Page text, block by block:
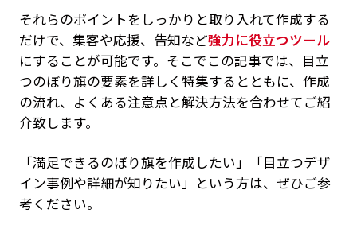
それらのポイントをしっかりと取り入れて作成する
だけで、集客や応援、告知など強力に役立つツール
にすることが可能です。そこでこの記事では、目立
つのぼり旗の要素を詳しく特集するとともに、作成
の流れ、よくある注意点と解決方法を合わせてご紹
介致します。
「満足できるのぼり旗を作成したい」「目立つデザ
イン事例や詳細が知りたい」という方は、ぜひご参
考ください。